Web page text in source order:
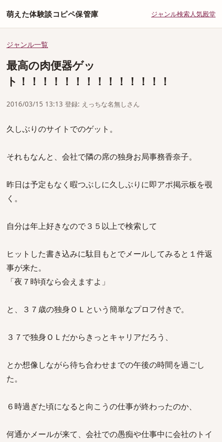
萌えた体験談コピペ保管庫 ジャンル検索人気殿堂
ジャンル一覧
最高の肉便器ゲッ
ト！！！！！！！！！！！！！！
2016/03/15 13:13 登録: えっちな名無しさん
久しぶりのサイトでのゲット。
それもなんと、会社で隣の席の独身お局事務香奈子。
昨日は予定もなく暇つぶしに久しぶりに即アポ掲示板を覗
く。
自分は年上好きなので３５以上で検索して
ヒットした書き込みに駄目もとでメールしてみると１件返
事が来た。
「夜７時頃なら会えますよ」
と、３７歳の独身ＯＬという簡単なプロフ付きで。
３７で独身ＯＬだからきっとキャリアだろう、
とか想像しながら待ち合わせまでの午後の時間を過ごし
た。
６時過ぎた頃になると向こうの仕事が終わったのか、
何通かメールが来て、会社での愚痴や仕事中に会社のトイ